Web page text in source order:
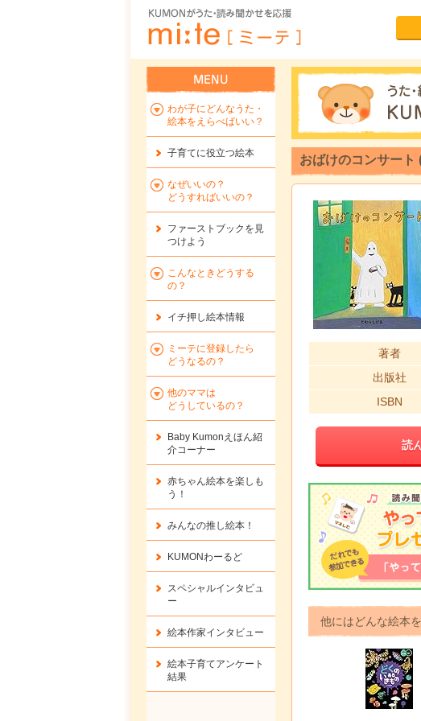
おばけのコンサート
著者
出版社
ISBN
読
他にはどんな絵本
わが子にどんなうた・
絵本をえらべばいい？
子育てに役立つ絵本
なぜいいの？
どうすればいいの？
ファーストブックを 見
つけよう
こんなときどうする
の？
イチ押し絵本情報
ミーテに登録したら
どうなるの？
他のママは
どうしているの？
Baby Kumonえほん紹
介コーナー
赤ちゃん絵本を楽しも
う！
みんなの推し絵本！
KUMONわーるど
スペシャルインタビュ
ー
絵本作家インタビュー
絵本子育てアンケート
結果